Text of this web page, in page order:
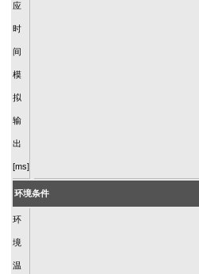
应
时
间
模
拟
输
出
[ms]
环境条件
环
境
温